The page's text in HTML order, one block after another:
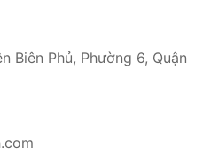
Biên Phủ, Phường 6, Quận